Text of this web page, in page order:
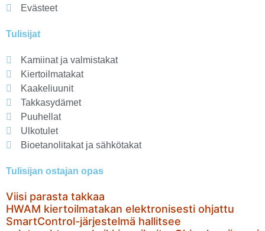
Evästeet
Tulisijat
Kamiinat ja valmistakat
Kiertoilmatakat
Kaakeliuunit
Takkasydämet
Puuhellat
Ulkotulet
Bioetanolitakat ja sähkötakat
Tulisijan ostajan opas
Viisi parasta takkaa
HWAM kiertoilmatakan elektronisesti ohjattu
SmartControl-järjestelmä hallitsee